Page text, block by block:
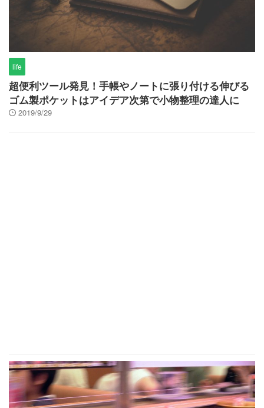
life
超便利ツール発見！手帳やノートに張り付ける伸びる
ゴム製ポケットはアイデア次第で小物整理の達人に
2019/9/29